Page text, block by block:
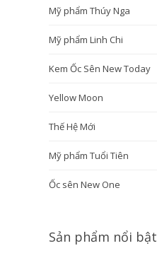
Mỹ phẩm Thúy Nga
Mỹ phẩm Linh Chi
Kem Ốc Sên New Today
Yellow Moon
Thế Hệ Mới
Mỹ phẩm Tuổi Tiên
Ốc sên New One
Sản phẩm nổi bật